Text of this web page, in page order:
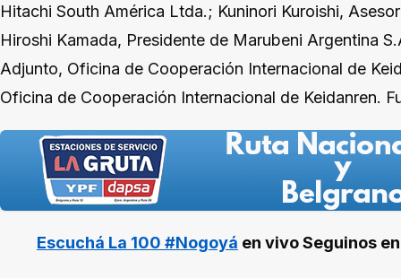
Hitachi South América Ltda.; Kuninori Kuroishi,
Hiroshi Kamada, Presidente de Marubeni Argentina
Adjunto, Oficina de Cooperación Internacional de
Oficina de Cooperación Internacional de Keidanren.
Escuchá La 100 #Nogoyá en vivoSeguinos